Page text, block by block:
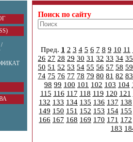
Поиск по сайту
Пред. 1 2 3 4 5 6 7 8 9 10 11
26 27 28 29 30 31 32 33 34 35
50 51 52 53 54 55 56 57 58 59
74 75 76 77 78 79 80 81 82 83
98 99 100 101 102 103 104
115 116 117 118 119 120 121
132 133 134 135 136 137 138
149 150 151 152 153 154 155
166 167 168 169 170 171 172
183